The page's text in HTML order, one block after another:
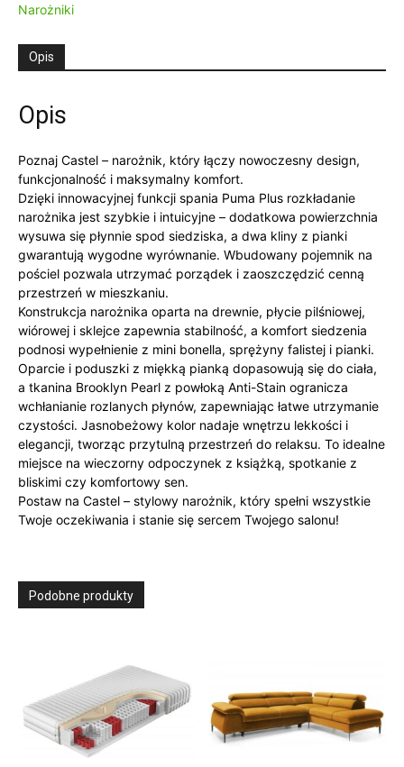
Narożniki
Opis
Opis
Poznaj Castel – narożnik, który łączy nowoczesny design,
funkcjonalność i maksymalny komfort.
Dzięki innowacyjnej funkcji spania Puma Plus rozkładanie
narożnika jest szybkie i intuicyjne – dodatkowa powierzchnia
wysuwa się płynnie spod siedziska, a dwa kliny z pianki
gwarantują wygodne wyrównanie. Wbudowany pojemnik na
pościel pozwala utrzymać porządek i zaoszczędzić cenną
przestrzeń w mieszkaniu.
Konstrukcja narożnika oparta na drewnie, płycie pilśniowej,
wiórowej i sklejce zapewnia stabilność, a komfort siedzenia
podnosi wypełnienie z mini bonella, sprężyny falistej i pianki.
Oparcie i poduszki z miękką pianką dopasowują się do ciała,
a tkanina Brooklyn Pearl z powłoką Anti-Stain ogranicza
wchłanianie rozlanych płynów, zapewniając łatwe utrzymanie
czystości. Jasnobeżowy kolor nadaje wnętrzu lekkości i
elegancji, tworząc przytulną przestrzeń do relaksu. To idealne
miejsce na wieczorny odpoczynek z książką, spotkanie z
bliskimi czy komfortowy sen.
Postaw na Castel – stylowy narożnik, który spełni wszystkie
Twoje oczekiwania i stanie się sercem Twojego salonu!
Podobne produkty